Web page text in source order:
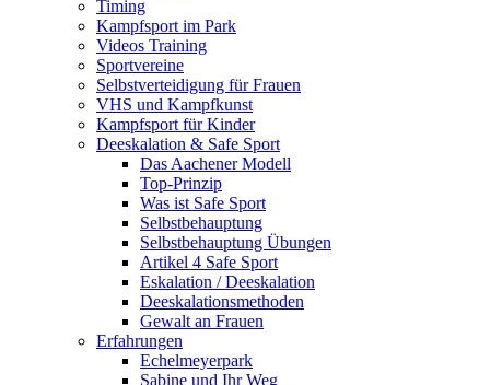
Timing
Kampfsport im Park
Videos Training
Sportvereine
Selbstverteidigung für Frauen
VHS und Kampfkunst
Kampfsport für Kinder
Deeskalation & Safe Sport
Das Aachener Modell
Top-Prinzip
Was ist Safe Sport
Selbstbehauptung
Selbstbehauptung Übungen
Artikel 4 Safe Sport
Eskalation / Deeskalation
Deeskalationsmethoden
Gewalt an Frauen
Erfahrungen
Echelmeyerpark
Sabine und Ihr Weg